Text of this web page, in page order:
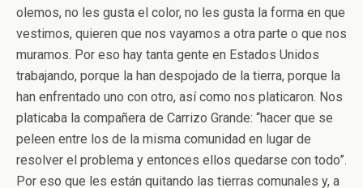
olemos, no les gusta el color, no les gusta la forma en que
vestimos, quieren que nos vayamos a otra parte o que nos
muramos. Por eso hay tanta gente en Estados Unidos
trabajando, porque la han despojado de la tierra, porque la
han enfrentado uno con otro, así como nos platicaron. Nos
platicaba la compañera de Carrizo Grande: “hacer que se
peleen entre los de la misma comunidad en lugar de
resolver el problema y entonces ellos quedarse con todo”.
Por eso que les están quitando las tierras comunales y, a